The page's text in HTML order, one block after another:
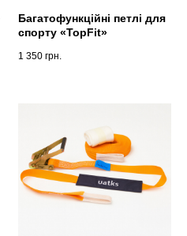
Багатофункційні петлі для
спорту «TopFit»
1 350 грн.